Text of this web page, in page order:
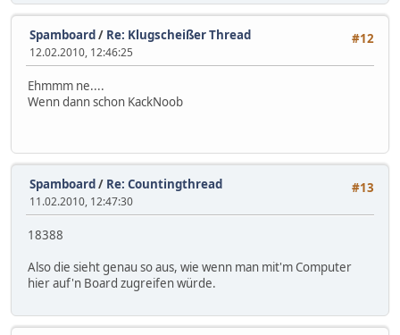
#12
Spamboard/ Re: Klugscheißer Thread
12.02.2010, 12:46:25
Ehmmm ne....
Wenn dann schon KackNoob
#13
Spamboard/ Re: Countingthread
11.02.2010, 12:47:30
18388
Also die sieht genau so aus, wie wenn man mit'm Computer
hier auf'n Board zugreifen würde.